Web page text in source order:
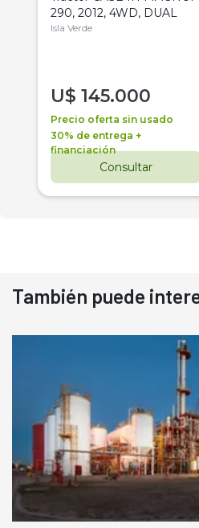
290, 2012, 4WD, DUAL
Isla Verde
U$ 145.000
Precio oferta sin usado
30% de entrega +
financiación
Consultar
También puede